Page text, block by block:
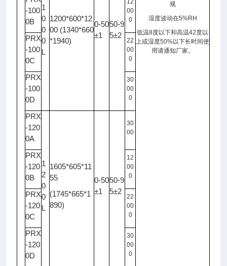
规
湿度波动在5%RH
低温8度以下和高温42度以
上或湿度50%以下长时间使
用请通知厂家。
1
0
0
0
L
1200*600*12
00 (1340*660
*1940)
0-50
±1
50-9
5±2
-100
0B
12
00
0
PRX
-100
0C
22
00
0
PRX
-100
0D
30
00
0
PRX
-120
0A
1
2
0
0
L
1605*605*11
55
(1745*665*1
890)
0-50
±1
50-9
5±2
30
00
PRX
-120
0B
12
00
0
PRX
-120
0C
22
00
0
PRX
-120
0D
30
00
0